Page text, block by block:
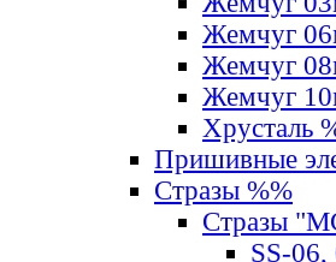
Жемчуг
Жемчуг
Жемчуг
Хрусталь
Пришивные
Стразы %%
Стразы
SS-06,